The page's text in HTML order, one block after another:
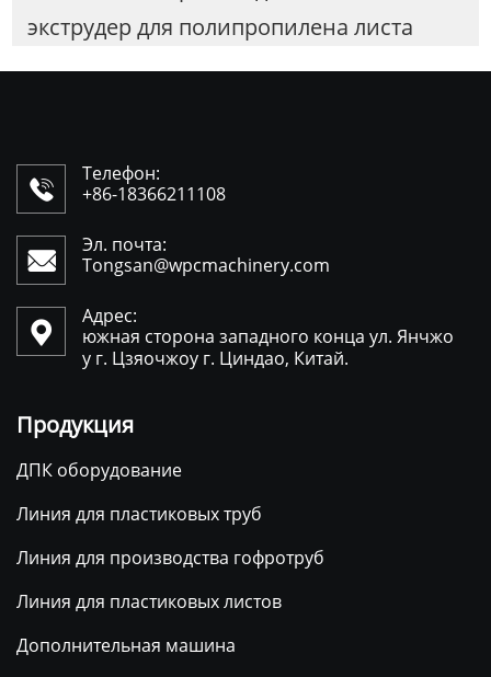
экструдер для полипропилена листа

Телефон:
+86-18366211108

Эл. почта:
Tongsan@wpcmachinery.com

Адрес:
южная сторона западного конца ул. Янчжо
у г. Цзяочжоу г. Циндао, Китай.
Продукция
ДПК оборудование
Линия для пластиковых труб
Линия для производства гофротруб
Линия для пластиковых листов
Дополнительная машина